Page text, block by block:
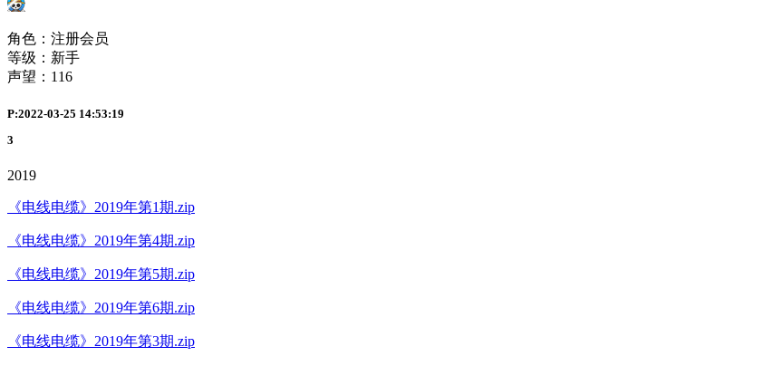
角色：注册会员
等级：新手
声望： 116
P:2022-03-25 14:53:19
3
2019
《电线电缆》2019年第1期.zip
《电线电缆》2019年第4期.zip
《电线电缆》2019年第5期.zip
《电线电缆》2019年第6期.zip
《电线电缆》2019年第3期.zip